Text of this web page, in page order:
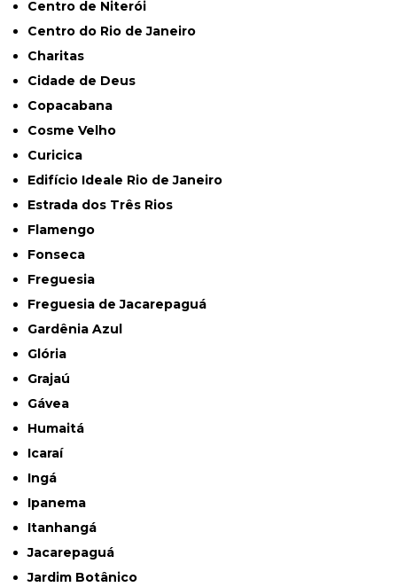
Centro de Niterói
Centro do Rio de Janeiro
Charitas
Cidade de Deus
Copacabana
Cosme Velho
Curicica
Edifício Ideale Rio de Janeiro
Estrada dos Três Rios
Flamengo
Fonseca
Freguesia
Freguesia de Jacarepaguá
Gardênia Azul
Glória
Grajaú
Gávea
Humaitá
Icaraí
Ingá
Ipanema
Itanhangá
Jacarepaguá
Jardim Botânico